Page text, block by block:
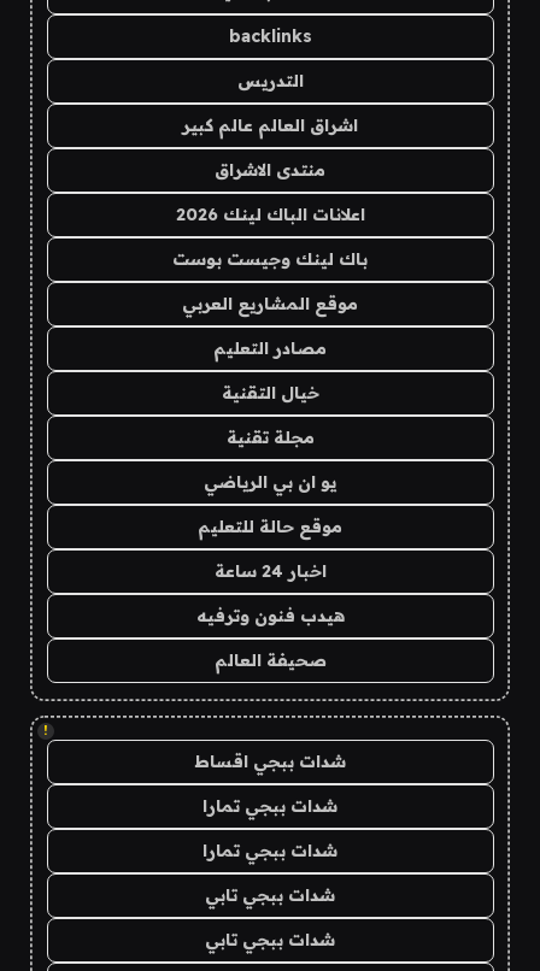
backlinks
التدريس
اشراق العالم عالم كبير
منتدى الاشراق
اعلانات الباك لينك 2026
باك لينك وجيست بوست
موقع المشاريع العربي
مصادر التعليم
خيال التقنية
مجلة تقنية
يو ان بي الرياضي
موقع حالة للتعليم
اخبار 24 ساعة
هيدب فنون وترفيه
صحيفة العالم
!
شدات ببجي اقساط
شدات ببجي تمارا
شدات ببجي تمارا
شدات ببجي تابي
شدات ببجي تابي